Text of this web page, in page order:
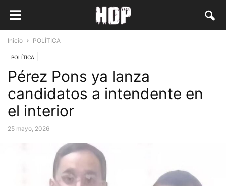
Inicio POLÍTICA
POLÍTICA
Pérez Pons ya lanza
candidatos a intendente en
el interior
25 mayo, 2026